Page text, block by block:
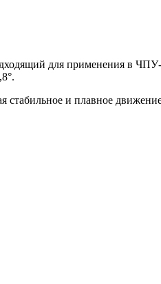
для применения в
стабильное и плавное